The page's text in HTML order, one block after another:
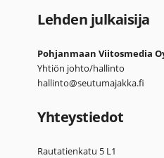
Lehden julkaisija
Pohjanmaan Viitosmedia
Yhtiön johto/hallinto
hallinto@seutumajakka.fi
Yhteystiedot
Rautatienkatu 5 L1